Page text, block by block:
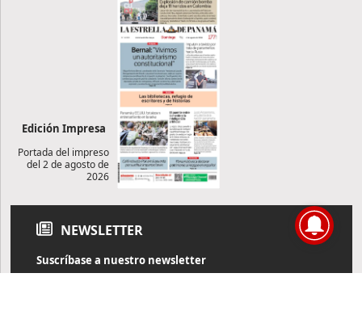
Edición Impresa
Portada del impreso
del 2 de agosto de
2026
NEWSLETTER
Suscríbase a nuestro newsletter
Reciba diariamente información de actualidad directamente en